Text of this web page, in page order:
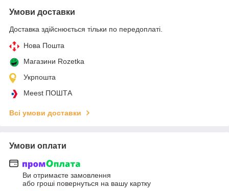
Умови доставки
Доставка здійснюється тільки по передоплаті.
Нова Пошта
Магазини Rozetka
Укрпошта
Meest ПОШТА
Всі умови доставки
Умови оплати
Ви отримаєте замовлення
або гроші повернуться на вашу картку